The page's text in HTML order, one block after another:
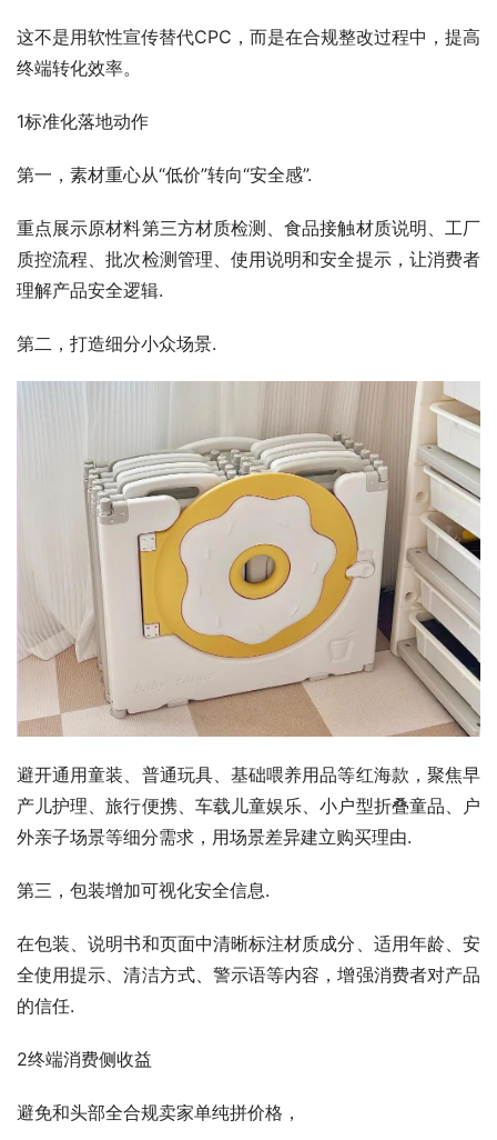
这不是用软性宣传替代CPC，而是在合规整改过程中，提高
终端转化效率。
1标准化落地动作
第一，素材重心从“低价”转向“安全感”.
重点展示原材料第三方材质检测、食品接触材质说明、工厂
质控流程、批次检测管理、使用说明和安全提示，让消费者
理解产品安全逻辑.
第二，打造细分小众场景.
避开通用童装、普通玩具、基础喂养用品等红海款，聚焦早
产儿护理、旅行便携、车载儿童娱乐、小户型折叠童品、户
外亲子场景等细分需求，用场景差异建立购买理由.
第三，包装增加可视化安全信息.
在包装、说明书和页面中清晰标注材质成分、适用年龄、安
全使用提示、清洁方式、警示语等内容，增强消费者对产品
的信任.
2终端消费侧收益
避免和头部全合规卖家单纯拼价格，